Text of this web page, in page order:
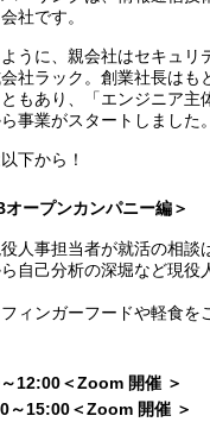
社です。
うに、親会社はセキュリ
社ラック。創業社長はも
もあり、「エンジニア主
事業がスタートしました。
下から！
ープンカンパニー編＞
人事担当者が就活の相談
自己分析の深堀など現役
ィンガーフードや軽食を
12:00＜Zoom 開催 ＞
～15:00＜Zoom 開催 ＞